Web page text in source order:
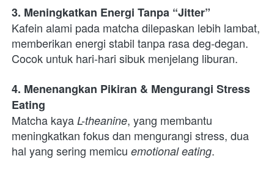
3. Meningkatkan Energi Tanpa “Jitter”
Kafein alami pada matcha dilepaskan lebih lambat,
memberikan energi stabil tanpa rasa deg-degan.
Cocok untuk hari-hari sibuk menjelang liburan.
4. Menenangkan Pikiran & Mengurangi Stress
Eating
Matcha kaya L-theanine, yang membantu
meningkatkan fokus dan mengurangi stress, dua
hal yang sering memicu emotional eating.